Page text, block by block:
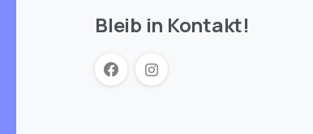
Bleib in Kontakt!